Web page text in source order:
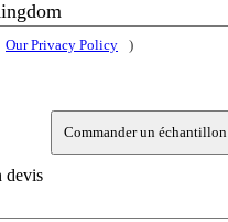
Our Privacy Policy )
Commander un échantillon
devis